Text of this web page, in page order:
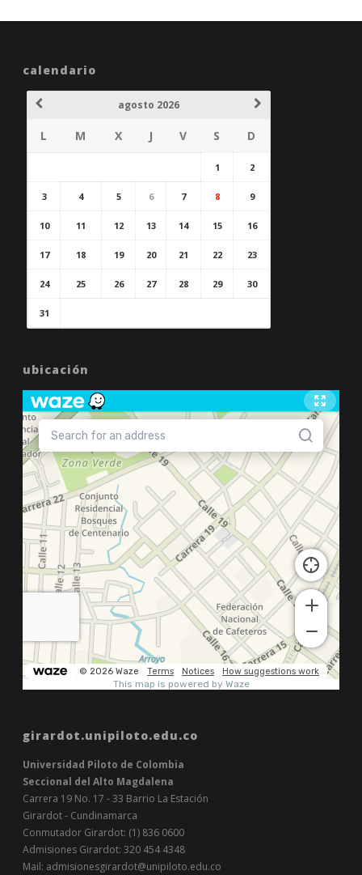
calendario
agosto 2026
L M X J V S D
1 2
3 4 5 6 7 8 9
10 11 12 13 14 15 16
17 18 19 20 21 22 23
24 25 26 27 28 29 30
31
ubicación
girardot.unipiloto.edu.co
Universidad Piloto de Colombia
Seccional del Alto Magdalena
Carrera 19 No. 17 - 33 Barrio La Estación
Girardot - Cundinamarca
Conmutador Girardot: (1) 836 0600
Admisiones Girardot: 320 454 4348
Mail: admisionesgirardot@unipiloto.edu.co